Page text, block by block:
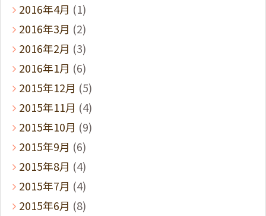
2016年4月 (1)
2016年3月 (2)
2016年2月 (3)
2016年1月 (6)
2015年12月 (5)
2015年11月 (4)
2015年10月 (9)
2015年9月 (6)
2015年8月 (4)
2015年7月 (4)
2015年6月 (8)